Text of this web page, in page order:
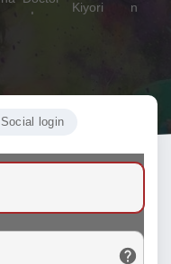
Social login